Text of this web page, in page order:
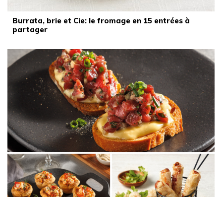
Burrata, brie et Cie: le fromage en 15 entrées à
partager